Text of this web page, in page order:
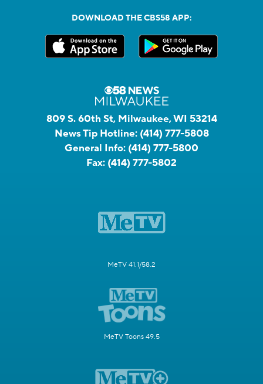
DOWNLOAD THE CBS58 APP:
809 S. 60th St, Milwaukee, WI 53214
News Tip Hotline: (414) 777-5808
General Info: (414) 777-5800
Fax: (414) 777-5802
MeTV 41.1/58.2
MeTV Toons 49.5